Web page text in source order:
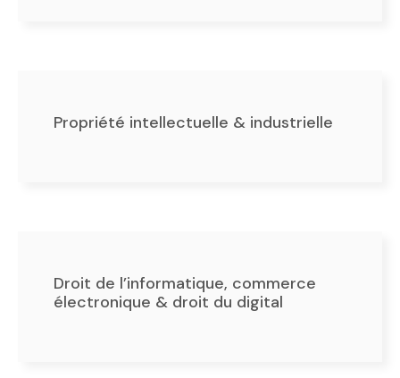
Propriété intellectuelle & industrielle
Droit de l’informatique, commerce
électronique & droit du digital